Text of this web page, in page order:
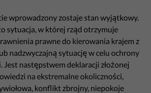
wprowadzony zostaje stan wyjątkowy.
sytuacja, w której rząd otrzymuje
prawne do kierowania krajem z
nadzwyczajną sytuację w celu ochrony
Jest następstwem deklaracji złożonej
na ekstremalne okoliczności,
konflikt zbrojny, niepokoje